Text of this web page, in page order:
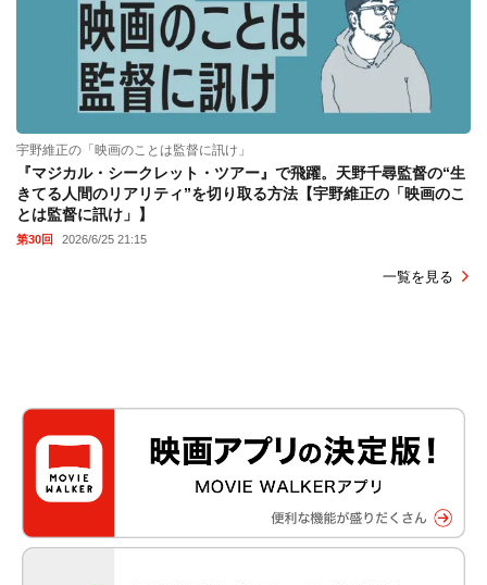
宇野維正の「映画のことは監督に訊け」
『マジカル・シークレット・ツアー』で飛躍。天野千尋監督の“生
きてる人間のリアリティ”を切り取る方法【宇野維正の「映画のこ
とは監督に訊け」】
第30回 2026/6/25 21:15
一覧を見る